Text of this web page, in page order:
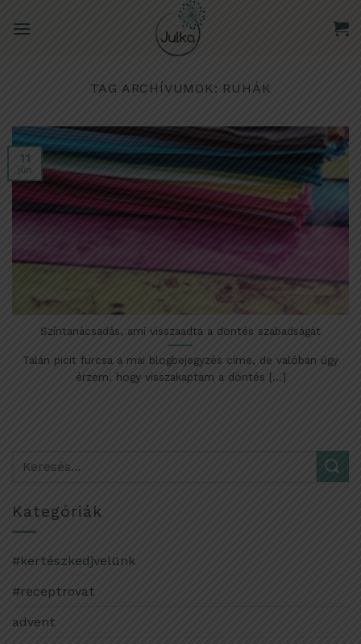
TAG ARCHÍVUMOK: RUHÁK
Színtanácsadás, ami visszaadta a döntés szabadságát
Talán picit furcsa a mai blogbejegyzés címe, de valóban úgy
érzem, hogy visszakaptam a döntés [...]
11
jún
Kategóriák
#kertészkedjvelünk
#receptrovat
advent